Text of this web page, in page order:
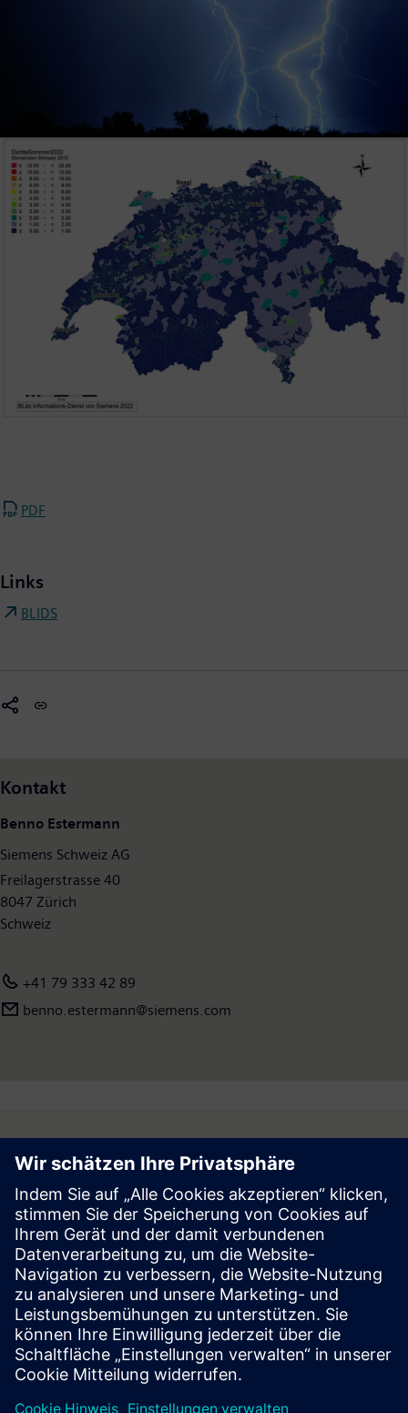
PDF
Links
BLIDS
Kontakt
Benno Estermann
Siemens Schweiz AG
Freilagerstrasse 40
8047 Zürich
Schweiz
+41 79 333 42 89
benno.estermann@siemens.com
Follow
Presse | Siemens
© Siemens 1996 – 2026
Impressum
Datenschutz